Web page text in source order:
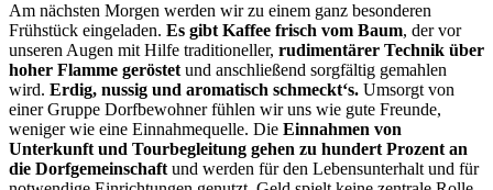
Am nächsten Morgen werden wir zu einem ganz besonderen
Frühstück eingeladen. Es gibt Kaffee frisch vom Baum, der vor
unseren Augen mit Hilfe traditioneller, rudimentärer Technik über
hoher Flamme geröstet und anschließend sorgfältig gemahlen
wird. Erdig, nussig und aromatisch schmeckt‘s. Umsorgt von
einer Gruppe Dorfbewohner fühlen wir uns wie gute Freunde,
weniger wie eine Einnahmequelle. Die Einnahmen von
Unterkunft und Tourbegleitung gehen zu hundert Prozent an
die Dorfgemeinschaft und werden für den Lebensunterhalt und für